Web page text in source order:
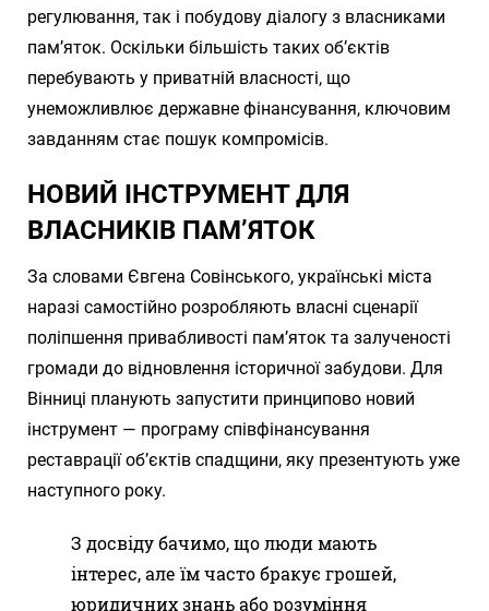
регулювання, так і побудову діалогу з власниками
пам’яток. Оскільки більшість таких об’єктів
перебувають у приватній власності, що
унеможливлює державне фінансування, ключовим
завданням стає пошук компромісів.
НОВИЙ ІНСТРУМЕНТ ДЛЯ
ВЛАСНИКІВ ПАМ’ЯТОК
За словами Євгена Совінського, українські міста
наразі самостійно розробляють власні сценарії
поліпшення привабливості пам’яток та залученості
громади до відновлення історичної забудови. Для
Вінниці планують запустити принципово новий
інструмент — програму співфінансування
реставрації об’єктів спадщини, яку презентують уже
наступного року.
З досвіду бачимо, що люди мають
інтерес, але їм часто бракує грошей,
юридичних знань або розуміння